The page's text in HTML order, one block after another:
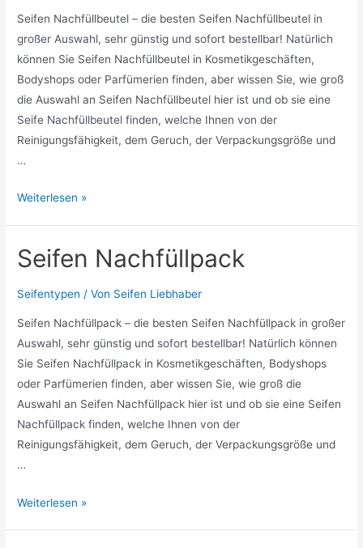
Seifen Nachfüllbeutel – die besten Seifen Nachfüllbeutel in
großer Auswahl, sehr günstig und sofort bestellbar! Natürlich
können Sie Seifen Nachfüllbeutel in Kosmetikgeschäften,
Bodyshops oder Parfümerien finden, aber wissen Sie, wie groß
die Auswahl an Seifen Nachfüllbeutel hier ist und ob sie eine
Seife Nachfüllbeutel finden, welche Ihnen von der
Reinigungsfähigkeit, dem Geruch, der Verpackungsgröße und
…
Seifen
Weiterlesen »
Seifen Nachfüllpack
Seifentypen / Von Seifen Liebhaber
Seifen Nachfüllpack – die besten Seifen Nachfüllpack in großer
Auswahl, sehr günstig und sofort bestellbar! Natürlich können
Sie Seifen Nachfüllpack in Kosmetikgeschäften, Bodyshops
oder Parfümerien finden, aber wissen Sie, wie groß die
Auswahl an Seifen Nachfüllpack hier ist und ob sie eine Seifen
Nachfüllpack finden, welche Ihnen von der
Reinigungsfähigkeit, dem Geruch, der Verpackungsgröße und
…
Seifen
Weiterlesen »